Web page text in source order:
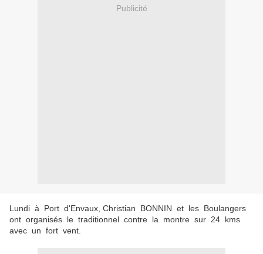
Publicité
Lundi à Port d'Envaux, Christian BONNIN et les Boulangers
ont organisés le traditionnel contre la montre sur 24 kms
avec un fort vent.